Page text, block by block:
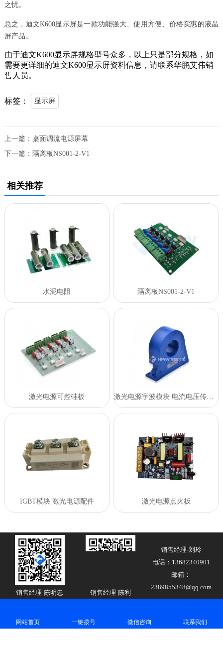
之忧。
总之，迪文K600显示屏是一款功能强大、使用方便、价格实惠的液晶
屏产品。
由于迪文K600显示屏规格型号众多，以上只是部分规格，如
需要更详细的迪文K600显示屏资料信息，请联系华鹏艾伟销
售人员。
标签： 显示屏
上一篇： 桌面调流电源屏幕
下一篇： 隔离板NS001-2-V1
相关推荐
水泥电阻 隔离板NS001-2-V1
激光电源可控硅板
IGBT模块 激光电源配件 激光电源点火板
销售经理-陈明忠
销售经理-陈利
销售经理-刘玲
电话：13682340901
邮箱：
2389855348@qq.com
网站首页 一键拨号 微信咨询 联系我们